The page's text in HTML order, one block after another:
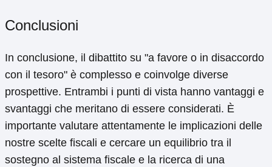
Conclusioni
In conclusione, il dibattito su "a favore o in disaccordo
con il tesoro" è complesso e coinvolge diverse
prospettive. Entrambi i punti di vista hanno vantaggi e
svantaggi che meritano di essere considerati. È
importante valutare attentamente le implicazioni delle
nostre scelte fiscali e cercare un equilibrio tra il
sostegno al sistema fiscale e la ricerca di una